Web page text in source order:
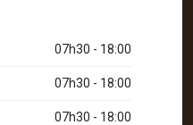
07h30 - 18:00
07h30 - 18:00
07h30 - 18:00